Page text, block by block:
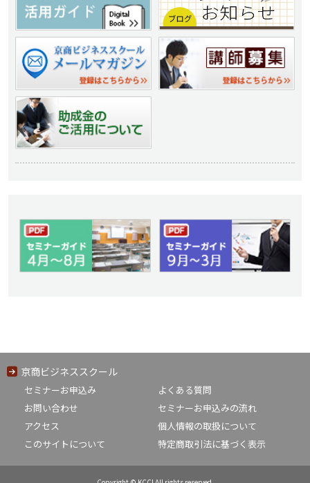
京商ビジネススクール
セミナーお申込み
よくある質問
お問い合わせ
セミナーお申込みの流れ
アクセス
個人情報の取扱について
このサイトについて
特定商取引法に基づく表示